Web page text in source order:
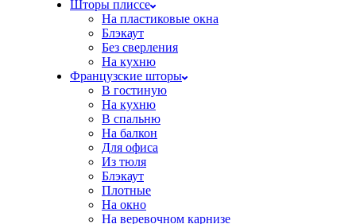
Шторы плиссе
На пластиковые окна
Блэкаут
Без сверления
На кухню
Французские шторы
В гостиную
На кухню
В спальню
На балкон
Для офиса
Из тюля
Блэкаут
Плотные
На окно
На веревочном карнизе